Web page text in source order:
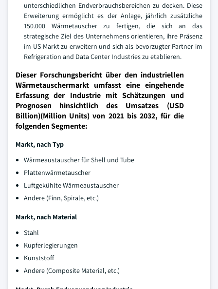
unterschiedlichen Endverbrauchsbereichen zu decken. Diese
Erweiterung ermöglicht es der Anlage, jährlich zusätzliche
150.000 Wärmetauscher zu fertigen, die sich an das
strategische Ziel des Unternehmens orientieren, ihre Präsenz
im US-Markt zu erweitern und sich als bevorzugter Partner im
Refrigeration and Data Center Industries zu etablieren.
Dieser Forschungsbericht über den industriellen
Wärmetauschermarkt umfasst eine eingehende
Erfassung der Industrie mit Schätzungen und
Prognosen hinsichtlich des Umsatzes (USD
Billion)(Million Units) von 2021 bis 2032, für die
folgenden Segmente:
Markt, nach Typ
Wärmeaustauscher für Shell und Tube
Plattenwärmetauscher
Luftgekühlte Wärmeaustauscher
Andere (Finn, Spirale, etc.)
Markt, nach Material
Stahl
Kupferlegierungen
Kunststoff
Andere (Composite Material, etc.)